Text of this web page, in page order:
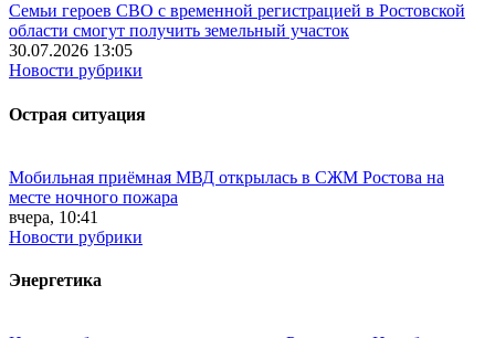
Семьи героев СВО с временной регистрацией в Ростовской
области смогут получить земельный участок
30.07.2026 13:05
Новости рубрики
Острая ситуация
Мобильная приёмная МВД открылась в СЖМ Ростова на
месте ночного пожара
вчера, 10:41
Новости рубрики
Энергетика